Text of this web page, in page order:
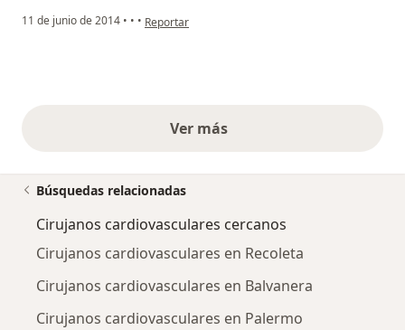
11 de junio de 2014 • • • en opinión del usuario paciente
Reportar
Ver másopiniones anteriores
Búsquedas relacionadas
Cirujanos cardiovasculares cercanos
Cirujanos cardiovasculares en Recoleta
Cirujanos cardiovasculares en Balvanera
Cirujanos cardiovasculares en Palermo